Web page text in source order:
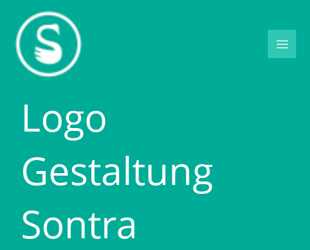
Inhalt
springen
Logo
Gestaltung
Sontra